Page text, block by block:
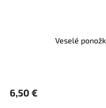
Veselé
6,50 €